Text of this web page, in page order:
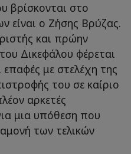
στο
είναι ο Ζήσης Βρύζας.
και πρώην
Δικεφάλου φέρεται
με στελέχη της
του σε καίριο
αρκετές
μια υπόθεση που
των τελικών